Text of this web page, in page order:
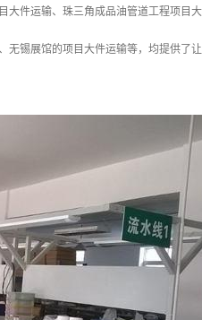
件运输、珠三角成品油管道工程项目
锡展馆的项目大件运输等，均提供了